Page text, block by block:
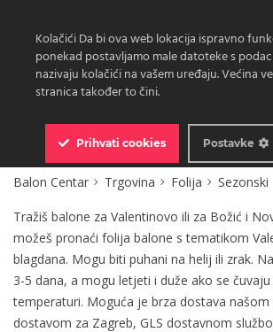
Balon Centar Trgovina Folija Sezonski
Tražiš balone za Valentinovo ili za Božić i
možeš pronaći folija balone s tematikom
blagdana. Mogu biti puhani na helij ili zrak.
3-5 dana, a mogu letjeti i duže ako se
temperaturi. Moguća je brza dostava našom
dostavom za Zagreb, GLS dostavnom
Kolačići Da bi ova web lokacija ispravno
ponekad postavljamo male datoteke s
nazivaju kolačići na vašem uređaju. Većina
stranica također to čini.
Prihvati cookies Postavke